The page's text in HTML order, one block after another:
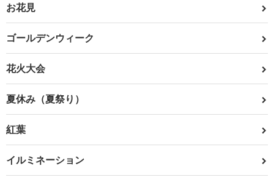
お花見
ゴールデンウィーク
花火大会
夏休み（夏祭り）
紅葉
イルミネーション